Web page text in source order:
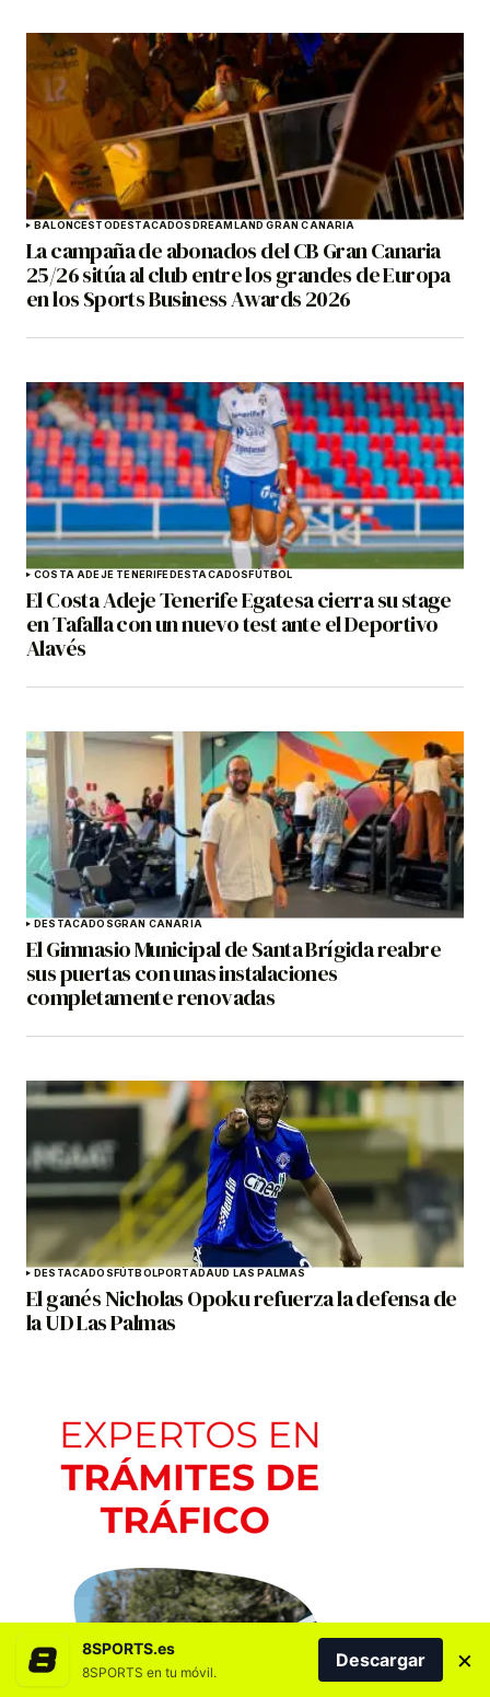
BALONCESTODESTACADOSDREAMLAND GRAN CANARIA
La campaña de abonados del CB Gran Canaria
25/26 sitúa al club entre los grandes de Europa
en los Sports Business Awards 2026
COSTA ADEJE TENERIFEDESTACADOSFÚTBOL
El Costa Adeje Tenerife Egatesa cierra su stage
en Tafalla con un nuevo test ante el Deportivo
Alavés
DESTACADOSGRAN CANARIA
El Gimnasio Municipal de Santa Brígida reabre
sus puertas con unas instalaciones
completamente renovadas
DESTACADOSFÚTBOLPORTADAUD LAS PALMAS
El ganés Nicholas Opoku refuerza la defensa de
la UD Las Palmas
8SPORTS.es
8SPORTS en tu móvil.
Descargar ×